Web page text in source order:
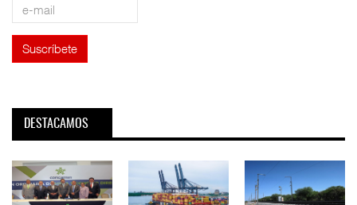
DESTACAMOS